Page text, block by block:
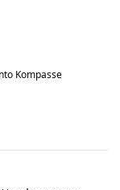
Kompasse